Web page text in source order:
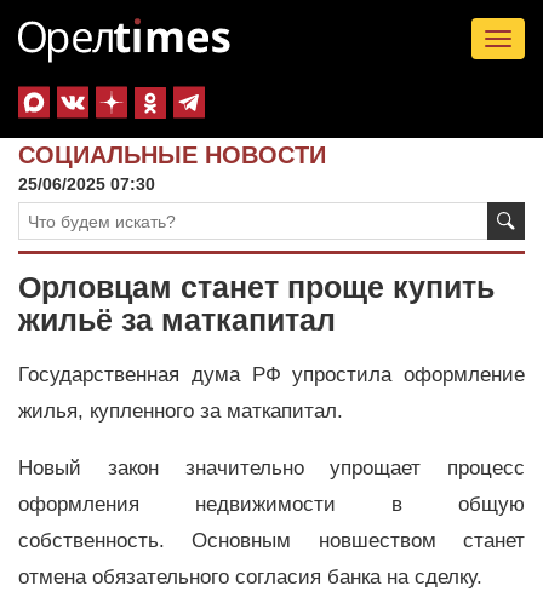
СОЦИАЛЬНЫЕ НОВОСТИ
25/06/2025 07:30
Орловцам станет проще купить
жильё за маткапитал
Государственная дума РФ упростила оформление
жилья, купленного за маткапитал.
Новый закон значительно упрощает процесс
оформления недвижимости в общую
собственность. Основным новшеством станет
отмена обязательного согласия банка на сделку.